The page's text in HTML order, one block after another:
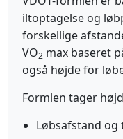
iltoptagelse og
forskellige
VO2 max baseret
også højde for
Formlen tager
Løbsafstand og